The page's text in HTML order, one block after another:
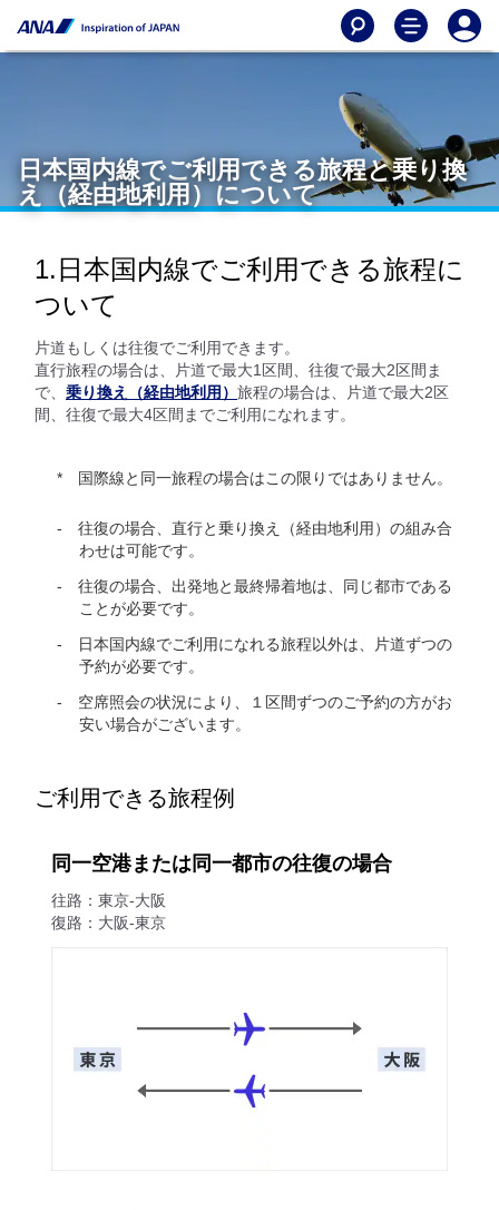
日本国内線でご利用できる旅程と乗り換
え（経由地利用）について
1.日本国内線でご利用できる旅程に
ついて
片道もしくは往復でご利用できます。
直行旅程の場合は、片道で最大1区間、往復で最大2区間ま
で、 乗り換え（経由地利用） 旅程の場合は、片道で最大2区
間、往復で最大4区間までご利用になれます。
国際線と同一旅程の場合はこの限りではありません。
往復の場合、直行と乗り換え（経由地利用）の組み合
わせは可能です。
往復の場合、出発地と最終帰着地は、同じ都市である
ことが必要です。
日本国内線でご利用になれる旅程以外は、片道ずつの
予約が必要です。
空席照会の状況により、１区間ずつのご予約の方がお
安い場合がございます。
ご利用できる旅程例
同一空港または同一都市の往復の場合
往路：東京-大阪
復路：大阪-東京